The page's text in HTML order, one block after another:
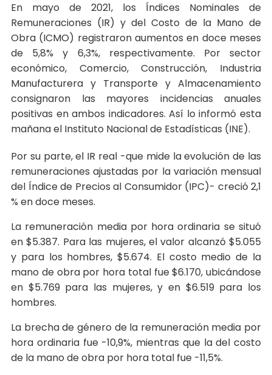
En mayo de 2021, los Índices Nominales de
Remuneraciones (IR) y del Costo de la Mano de
Obra (ICMO) registraron aumentos en doce meses
de 5,8% y 6,3%, respectivamente. Por sector
económico, Comercio, Construcción, Industria
Manufacturera y Transporte y Almacenamiento
consignaron las mayores incidencias anuales
positivas en ambos indicadores. Así lo informó esta
mañana el Instituto Nacional de Estadísticas (INE).
Por su parte, el IR real -que mide la evolución de las
remuneraciones ajustadas por la variación mensual
del Índice de Precios al Consumidor (IPC)- creció 2,1
% en doce meses.
La remuneración media por hora ordinaria se situó
en $5.387. Para las mujeres, el valor alcanzó $5.055
y para los hombres, $5.674. El costo medio de la
mano de obra por hora total fue $6.170, ubicándose
en $5.769 para las mujeres, y en $6.519 para los
hombres.
La brecha de género de la remuneración media por
hora ordinaria fue -10,9%, mientras que la del costo
de la mano de obra por hora total fue -11,5%.